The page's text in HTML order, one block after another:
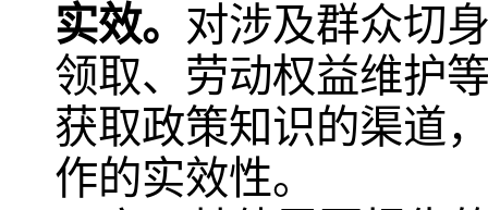
实效。 对涉及群众切
领取、劳动权益维护
获取政策知识的渠道
作的实效性。